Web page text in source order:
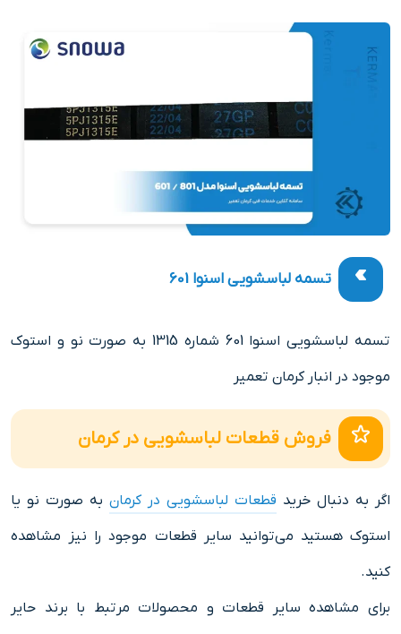
تسمه لباسشویی اسنوا 601
تسمه لباسشویی اسنوا 601 شماره 1315 به صورت نو و استوک
موجود در انبار کرمان تعمیر
فروش قطعات لباسشویی در کرمان
اگر به دنبال خرید قطعات لباسشویی در کرمان به صورت نو یا
استوک هستید می‌توانید سایر قطعات موجود را نیز مشاهده
کنید.
برای مشاهده سایر قطعات و محصولات مرتبط با برند حایر